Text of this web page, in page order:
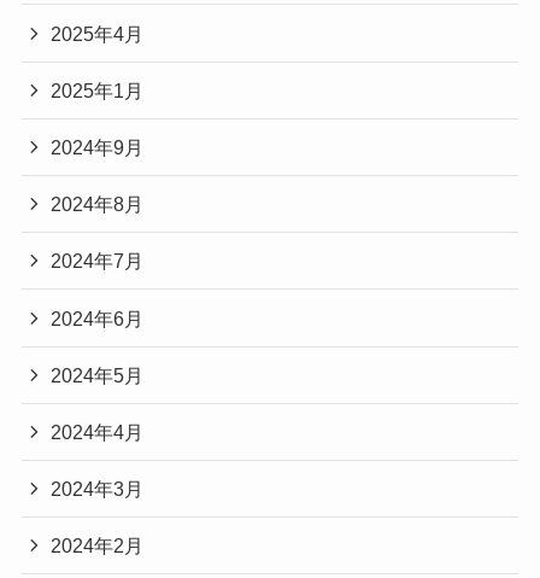
2025年4月
2025年1月
2024年9月
2024年8月
2024年7月
2024年6月
2024年5月
2024年4月
2024年3月
2024年2月